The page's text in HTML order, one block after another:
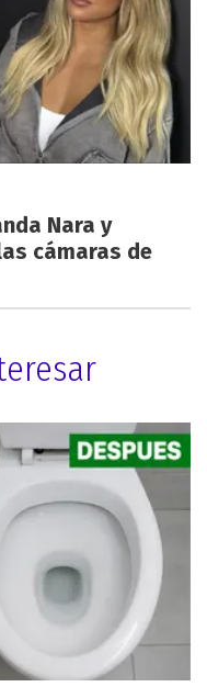
Nara y
cámaras de